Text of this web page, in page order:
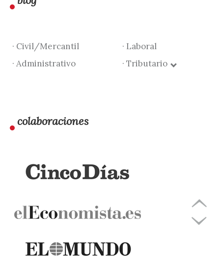
· Civil/Mercantil
· Laboral
· Administrativo
· Tributario
colaboraciones